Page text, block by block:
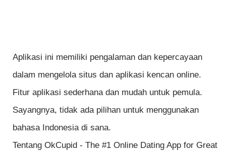
Aplikasi ini memiliki pengalaman dan kepercayaan
dalam mengelola situs dan aplikasi kencan online.
Fitur aplikasi sederhana dan mudah untuk pemula.
Sayangnya, tidak ada pilihan untuk menggunakan
bahasa Indonesia di sana.
Tentang OkCupid - The #1 Online Dating App for Great